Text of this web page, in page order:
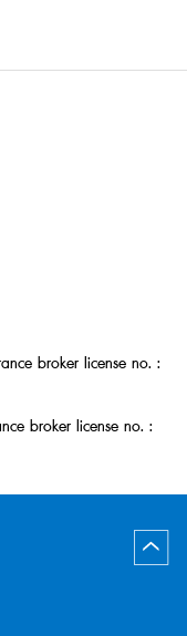
broker license no. :
broker license no. :